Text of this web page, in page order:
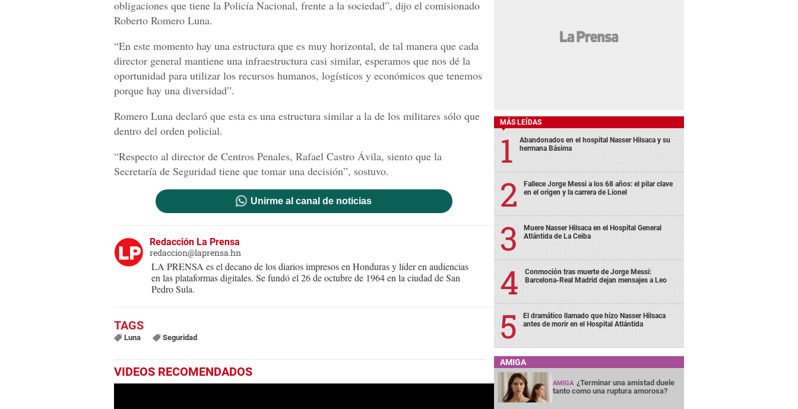
obligaciones que tiene la Policía Nacional, frente a la sociedad”, dijo el comisionado
Roberto Romero Luna.
“En este momento hay una estructura que es muy horizontal, de tal manera que cada
director general mantiene una infraestructura casi similar, esperamos que nos dé la
oportunidad para utilizar los recursos humanos, logísticos y económicos que tenemos
porque hay una diversidad”.
Romero Luna declaró que esta es una estructura similar a la de los militares sólo que
dentro del orden policial.
“Respecto al director de Centros Penales, Rafael Castro Ávila, siento que la
Secretaría de Seguridad tiene que tomar una decisión”, sostuvo.
Unirme al canal de noticias
Redacción La Prensa
redaccion@laprensa.hn
LA PRENSA es el decano de los diarios impresos en Honduras y líder en audiencias
en las plataformas digitales. Se fundó el 26 de octubre de 1964 en la ciudad de San
Pedro Sula.
Luna Seguridad
VIDEOS RECOMENDADOS
MÁS LEÍDAS
Abandonados en el hospital Nasser Hilsaca y su
hermana Básima
Fallece Jorge Messi a los 68 años: el pilar clave
en el origen y la carrera de Lionel
Muere Nasser Hilsaca en el Hospital General
Atlántida de La Ceiba
Conmoción tras muerte de Jorge Messi:
Barcelona-Real Madrid dejan mensajes a Leo
El dramático llamado que hizo Nasser Hilsaca
antes de morir en el Hospital Atlántida
AMIGA
AMIGA ¿Terminar una amistad duele
tanto como una ruptura amorosa?